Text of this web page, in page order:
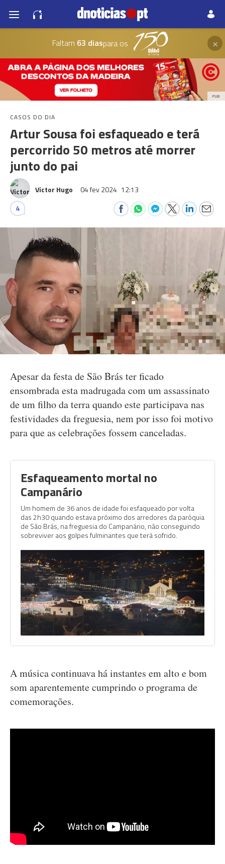
Faltam 63 diaspara os ×
PUB
CASOS DO DIA
Artur Sousa foi esfaqueado e terá
percorrido 50 metros até morrer
junto do pai
Victor Hugo 04 fev 2024 12:13
4
Apesar da festa de São Brás ter ficado
ensombrada esta madrugada com um assassinato
de um filho da terra quando este participava nas
festividades da freguesia, nem por isso foi motivo
para que as celebrações fossem canceladas.
Esfaqueamento mortal no
Campanário
Um homem de 36 anos de idade foi esfaqueado por volta
das 2h30 quando estava próximo dos arredores da paróquia
de São Brás, na freguesia do Campanário, não conseguindo
sobreviver aos golpes fulminantes que terá sofrido.
A música continuava há instantes em alto e bom
som aparentemente cumprindo o programa de
comemorações.